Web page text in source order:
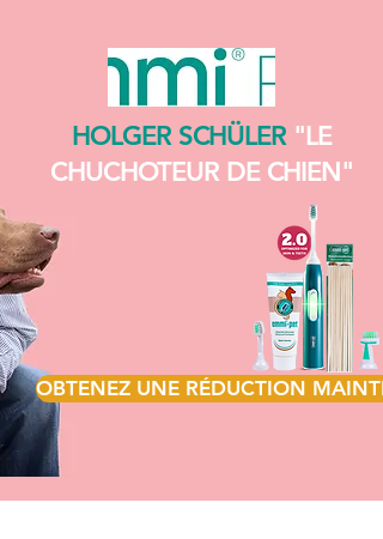
HOLGER SCHÜLER "LE
CHUCHOTEUR DE CHIEN"
OBTENEZ UNE RÉDUCTION